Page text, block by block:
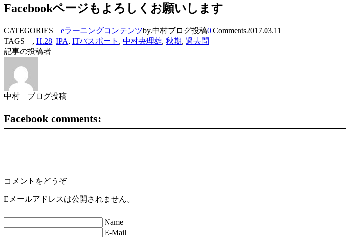
Facebookページもよろしくお願いします
CATEGORIES eラーニングコンテンツby.中村ブログ投稿0 Comments2017.03.11
TAGS , H.28, IPA, ITパスポート , 中村央理雄, 秋期, 過去問
記事の投稿者
中村 ブログ投稿
Facebook comments:
コメントをどうぞ
Eメールアドレスは公開されません。
Name
E-Mail